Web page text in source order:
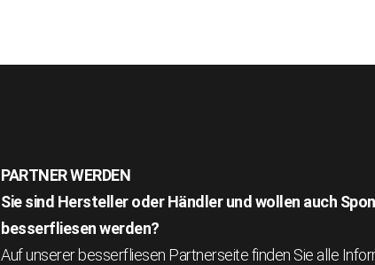
PARTNER WERDEN
Sie sind Hersteller oder Händler und wollen auch
besserfliesen werden?
Auf unserer besserfliesen Partnerseite finden Sie alle